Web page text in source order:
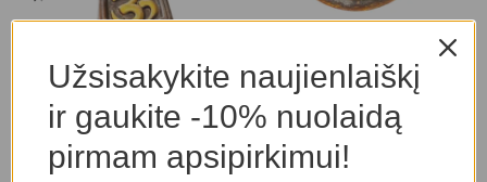
Smilkalinės
10,00€
Smilkalinės
14,00€
Užsisakykite naujienlaiškį
ir gaukite -10% nuolaidą
pirmam apsipirkimui!